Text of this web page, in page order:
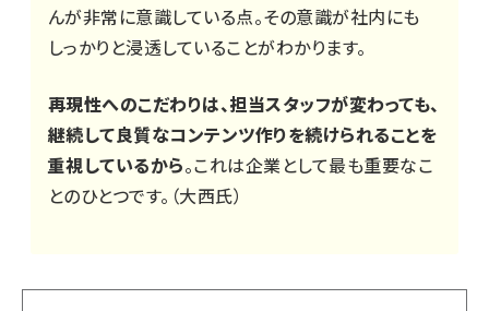
んが非常に意識している点。その意識が社内にも
しっかりと浸透していることがわかります。
再現性へのこだわりは、担当スタッフが変わっても、
継続して良質なコンテンツ作りを続けられることを
重視しているから。これは企業として最も重要なこ
とのひとつです。（大西氏）